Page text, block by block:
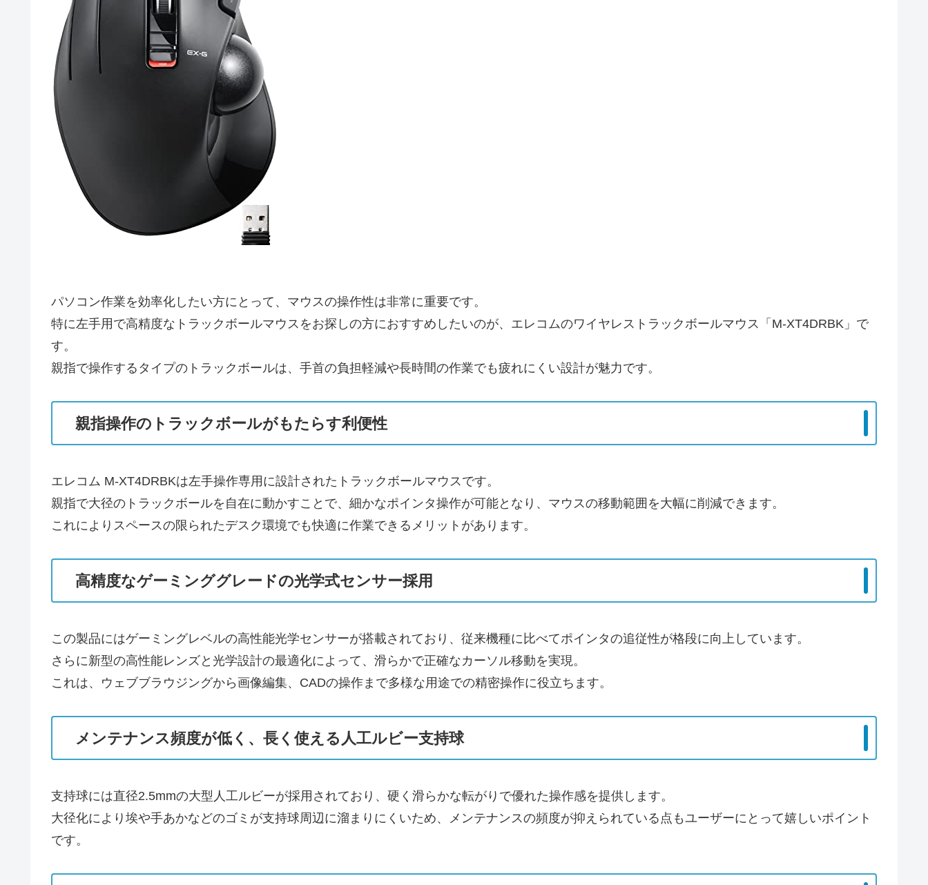
パソコン作業を効率化したい方にとって、マウスの操作性は非常に重要です。
特に左手用で高精度なトラックボールマウスをお探しの方におすすめしたいのが、エレコムのワイヤレストラックボールマウス「M-XT4DRBK」で
す。
親指で操作するタイプのトラックボールは、手首の負担軽減や長時間の作業でも疲れにくい設計が魅力です。
親指操作のトラックボールがもたらす利便性
エレコム M-XT4DRBKは左手操作専用に設計されたトラックボールマウスです。
親指で大径のトラックボールを自在に動かすことで、細かなポインタ操作が可能となり、マウスの移動範囲を大幅に削減できます。
これによりスペースの限られたデスク環境でも快適に作業できるメリットがあります。
高精度なゲーミンググレードの光学式センサー採用
この製品にはゲーミングレベルの高性能光学センサーが搭載されており、従来機種に比べてポインタの追従性が格段に向上しています。
さらに新型の高性能レンズと光学設計の最適化によって、滑らかで正確なカーソル移動を実現。
これは、ウェブブラウジングから画像編集、CADの操作まで多様な用途での精密操作に役立ちます。
メンテナンス頻度が低く、長く使える人工ルビー支持球
支持球には直径2.5mmの大型人工ルビーが採用されており、硬く滑らかな転がりで優れた操作感を提供します。
大径化により埃や手あかなどのゴミが支持球周辺に溜まりにくいため、メンテナンスの頻度が抑えられている点もユーザーにとって嬉しいポイント
です。